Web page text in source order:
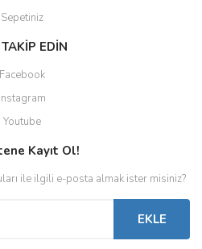
Sepetiniz
EDİN
Facebook
Instagram
Youtube
Kayıt Ol!
ile ilgili e-posta almak ister misiniz?
EKLE